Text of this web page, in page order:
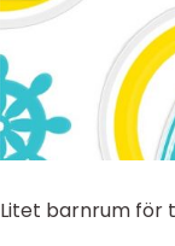
Litet barnrum för